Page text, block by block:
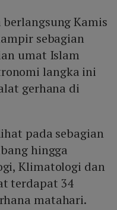
Kamis
sebagian
umat Islam
langka ini
gerhana di
pada sebagian
hingga
Klimatologi dan
terdapat 34
matahari.